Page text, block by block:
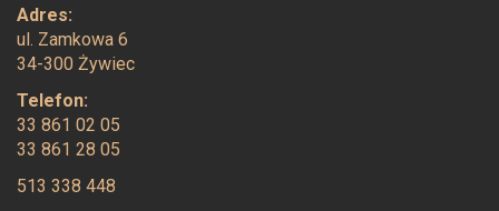
Adres:
ul. Zamkowa 6
34-300 Żywiec
Telefon:
33 861 02 05
33 861 28 05
513 338 448